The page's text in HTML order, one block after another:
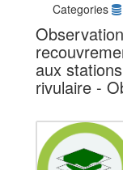
Categories
aux
rivulaire -